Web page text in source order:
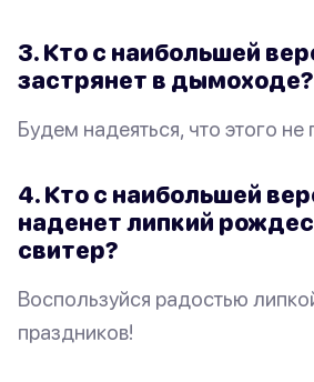
3. Кто с наибольшей
застрянет в дымоходе?
Будем надеяться, что этого не
4. Кто с наибольшей
наденет липкий
свитер?
Воспользуйся радостью
праздников!